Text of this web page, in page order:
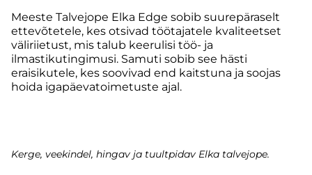
Meeste Talvejope Elka Edge sobib suurepäraselt
ettevõtetele, kes otsivad töötajatele kvaliteetset
väliriietust, mis talub keerulisi töö- ja
ilmastikutingimusi. Samuti sobib see hästi
eraisikutele, kes soovivad end kaitstuna ja soojas
hoida igapäevatoimetuste ajal.
Kerge, veekindel, hingav ja tuultpidav Elka talvejope.